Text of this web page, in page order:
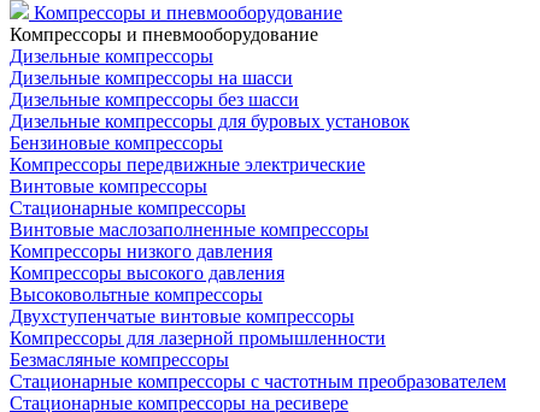
Компрессоры и пневмооборудование
Компрессоры и пневмооборудование
Дизельные компрессоры
Дизельные компрессоры на шасси
Дизельные компрессоры без шасси
Дизельные компрессоры для буровых установок
Бензиновые компрессоры
Компрессоры передвижные электрические
Винтовые компрессоры
Стационарные компрессоры
Винтовые маслозаполненные компрессоры
Компрессоры низкого давления
Компрессоры высокого давления
Высоковольтные компрессоры
Двухступенчатые винтовые компрессоры
Компрессоры для лазерной промышленности
Безмасляные компрессоры
Стационарные компрессоры с частотным преобразователем
Стационарные компрессоры на ресивере